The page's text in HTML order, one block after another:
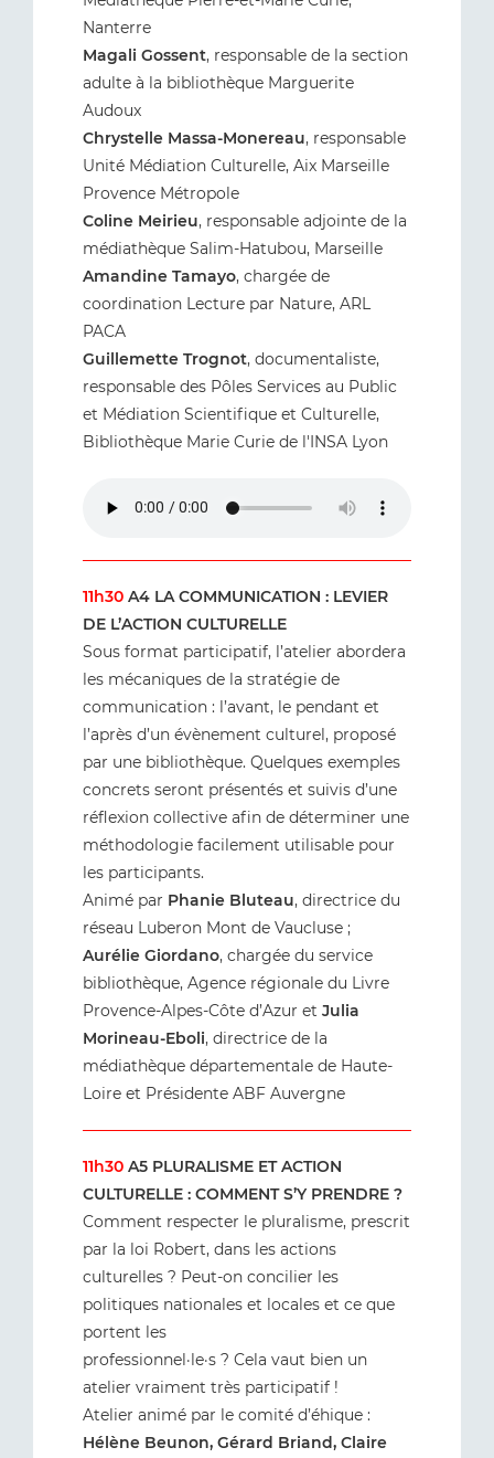
Nanterre
Magali Gossent, responsable de la section
adulte à la bibliothèque Marguerite
Audoux
Chrystelle Massa-Monereau, responsable
Unité Médiation Culturelle, Aix Marseille
Provence Métropole
Coline Meirieu, responsable adjointe de la
médiathèque Salim-Hatubou, Marseille
Amandine Tamayo, chargée de
coordination Lecture par Nature, ARL
PACA
Guillemette Trognot, documentaliste,
responsable des Pôles Services au Public
et Médiation Scientifique et Culturelle,
Bibliothèque Marie Curie de l'INSA Lyon
11h30 A4 LA COMMUNICATION : LEVIER
DE L’ACTION CULTURELLE
Sous format participatif, l’atelier abordera
les mécaniques de la stratégie de
communication : l’avant, le pendant et
l’après d’un évènement culturel, proposé
par une bibliothèque. Quelques exemples
concrets seront présentés et suivis d’une
réflexion collective afin de déterminer une
méthodologie facilement utilisable pour
les participants.
Animé par Phanie Bluteau, directrice du
réseau Luberon Mont de Vaucluse ;
Aurélie Giordano, chargée du service
bibliothèque, Agence régionale du Livre
Provence-Alpes-Côte d’Azur et Julia
Morineau-Eboli, directrice de la
médiathèque départementale de Haute-
Loire et Présidente ABF Auvergne
11h30 A5 PLURALISME ET ACTION
CULTURELLE : COMMENT S’Y PRENDRE ?
Comment respecter le pluralisme, prescrit
par la loi Robert, dans les actions
culturelles ? Peut-on concilier les
politiques nationales et locales et ce que
portent les
professionnel·le·s ? Cela vaut bien un
atelier vraiment très participatif !
Atelier animé par le comité d’éhique :
Hélène Beunon, Gérard Briand, Claire